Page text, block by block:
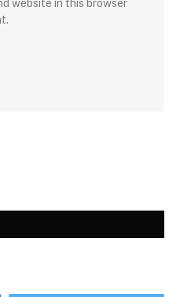
website in this browser